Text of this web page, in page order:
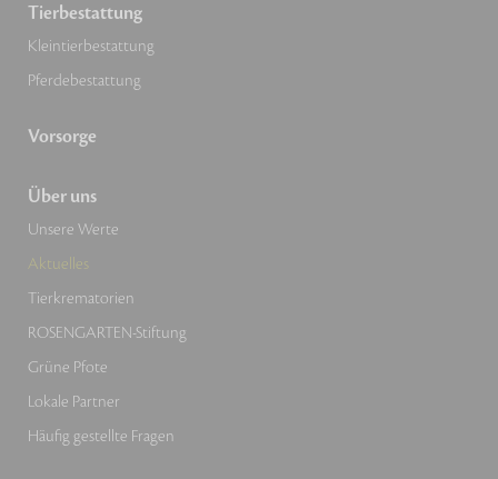
Tierbestattung
Kleintierbestattung
Pferdebestattung
Vorsorge
Über uns
Unsere Werte
Aktuelles
Tierkrematorien
ROSENGARTEN-Stiftung
Grüne Pfote
Lokale Partner
Häufig gestellte Fragen